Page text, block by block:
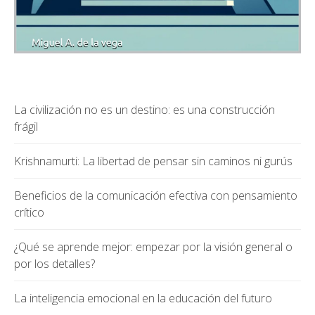
La civilización no es un destino: es una construcción
frágil
Krishnamurti: La libertad de pensar sin caminos ni gurús
Beneficios de la comunicación efectiva con pensamiento
crítico
¿Qué se aprende mejor: empezar por la visión general o
por los detalles?
La inteligencia emocional en la educación del futuro